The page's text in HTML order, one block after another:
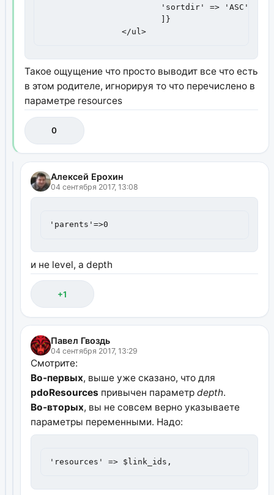
                        'sortdir' => 'ASC'
                        ]}
                </ul>
Такое ощущение что просто выводит все что есть
в этом родителе, игнорируя то что перечислено в
параметре resources
0
Алексей Ерохин
04 сентября 2017, 13:08
'parents'=>0
и не level, а depth
+1
Павел Гвоздь
04 сентября 2017, 13:29
Смотрите:
Во-первых, выше уже сказано, что для
pdoResources привычен параметрdepth.
Во-вторых, вы не совсем верно указываете
параметры переменными. Надо:
'resources' => $link_ids,